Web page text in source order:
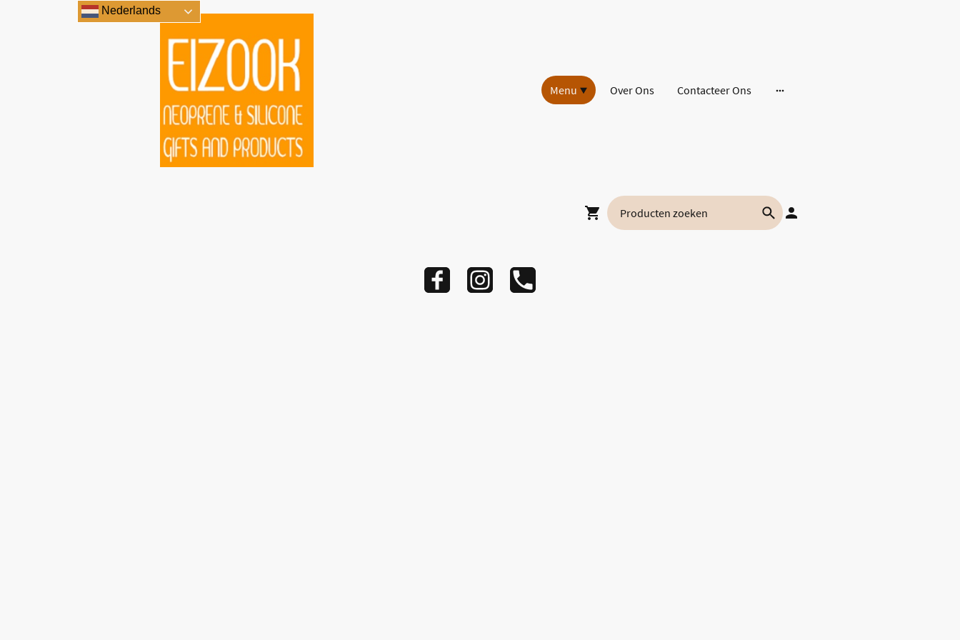
Menu Over Ons Contacteer Ons
Nederlands